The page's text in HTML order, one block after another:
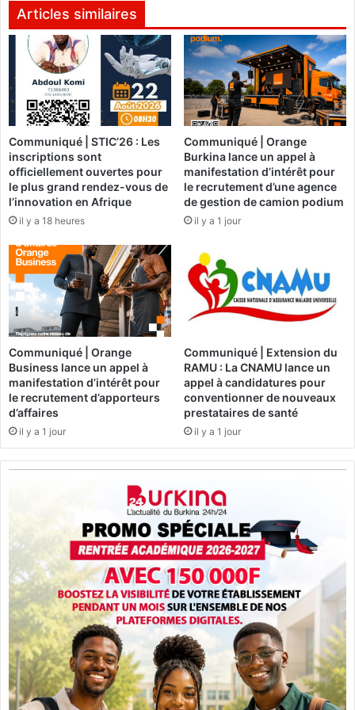
e
s
s
a
l
u
e
n
t
l
é
h
b
l
i
t
a
t
o
s
i
n
T
h
o
e
t
d
'
e
s
s
e
n
c
:
L
B
C
F
p
a
s
a
t
o
à
O
u
a
Articles similaires
Communiqué | STIC’26 : Les
inscriptions sont
officiellement ouvertes pour
le plus grand rendez-vous de
l’innovation en Afrique
il y a 18 heures
Communiqué | Orange
Burkina lance un appel à
manifestation d’intérêt pour
le recrutement d’une agence
de gestion de camion podium
il y a 1 jour
Communiqué | Orange
Business lance un appel à
manifestation d’intérêt pour
le recrutement d’apporteurs
d’affaires
il y a 1 jour
Communiqué | Extension du
RAMU : La CNAMU lance un
appel à candidatures pour
conventionner de nouveaux
prestataires de santé
il y a 1 jour